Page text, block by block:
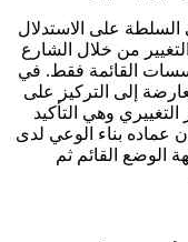
على الاستدلال
من خلال الشارع
القائمة فقط. في
إلى التركيز على
وهي التأكيد
عماده بناء الوعي لدى
الوضع القائم ثم